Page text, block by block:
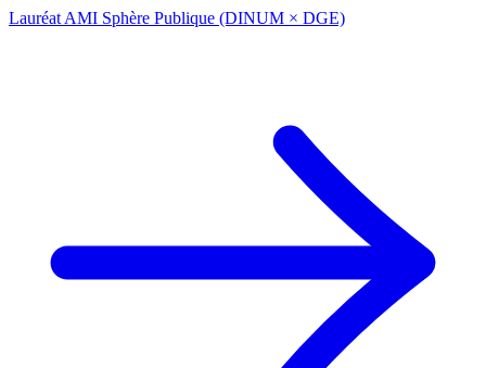
Lauréat AMI Sphère Publique (DINUM × DGE)